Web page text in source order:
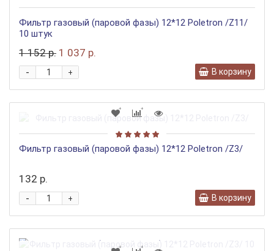
Фильтр газовый (паровой фазы) 12*12 Poletron /Z11/
10 штук
1 152 р. 1 037 р.
+
- В корзину
Фильтр газовый (паровой фазы) 12*12 Poletron /Z3/
132 р.
+
- В корзину